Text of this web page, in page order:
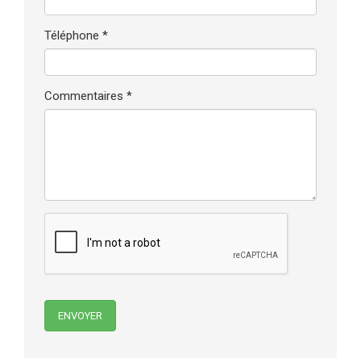
Téléphone *
Commentaires *